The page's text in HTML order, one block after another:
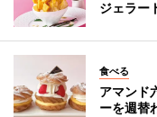
ジェラー
食べる
アマンド
ーを週替